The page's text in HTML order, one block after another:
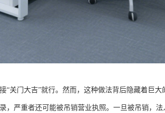
“关门大吉”就行。然而，这种做法背后隐藏着巨
，严重者还可能被吊销营业执照。一旦被吊销，